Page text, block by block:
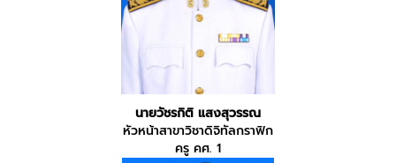
นายวัชรกิติ แสงสุวรรณ
หัวหน้าสาขาวิชาดิจิทัลกราฟิก
ครู คศ. 1